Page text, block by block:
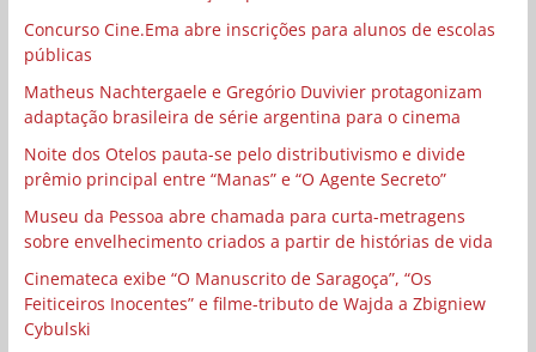
Concurso Cine.Ema abre inscrições para alunos de escolas
públicas
Matheus Nachtergaele e Gregório Duvivier protagonizam
adaptação brasileira de série argentina para o cinema
Noite dos Otelos pauta-se pelo distributivismo e divide
prêmio principal entre “Manas” e “O Agente Secreto”
Museu da Pessoa abre chamada para curta-metragens
sobre envelhecimento criados a partir de histórias de vida
Cinemateca exibe “O Manuscrito de Saragoça”, “Os
Feiticeiros Inocentes” e filme-tributo de Wajda a Zbigniew
Cybulski